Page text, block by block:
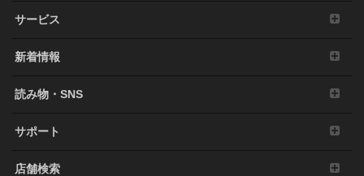
り、電子すかしを改編したりすること。
本契約は、お客様が本利用規約に同意した日に発
弊社からの終了通知がなくても自動的に終了する
サービス
新着情報
読み物・SNS
サポート
店舗検索